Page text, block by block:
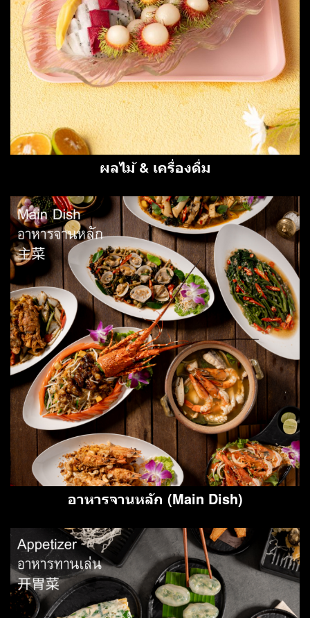
ผลไม้ & เครื่องดื่ม
อาหารจานหลัก (Main Dish)